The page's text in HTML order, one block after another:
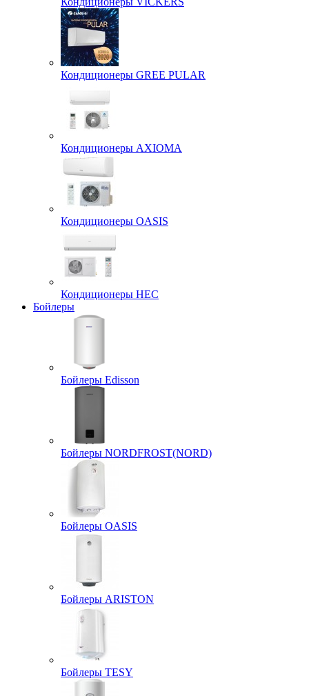
Кондиционеры GREE PULAR
Кондиционеры AXIOMA
Кондиционеры OASIS
Кондиционеры HEC
Бойлеры
Бойлеры Edisson
Бойлеры NORDFROST(NORD)
Бойлеры OASIS
Бойлеры ARISTON
Бойлеры TESY